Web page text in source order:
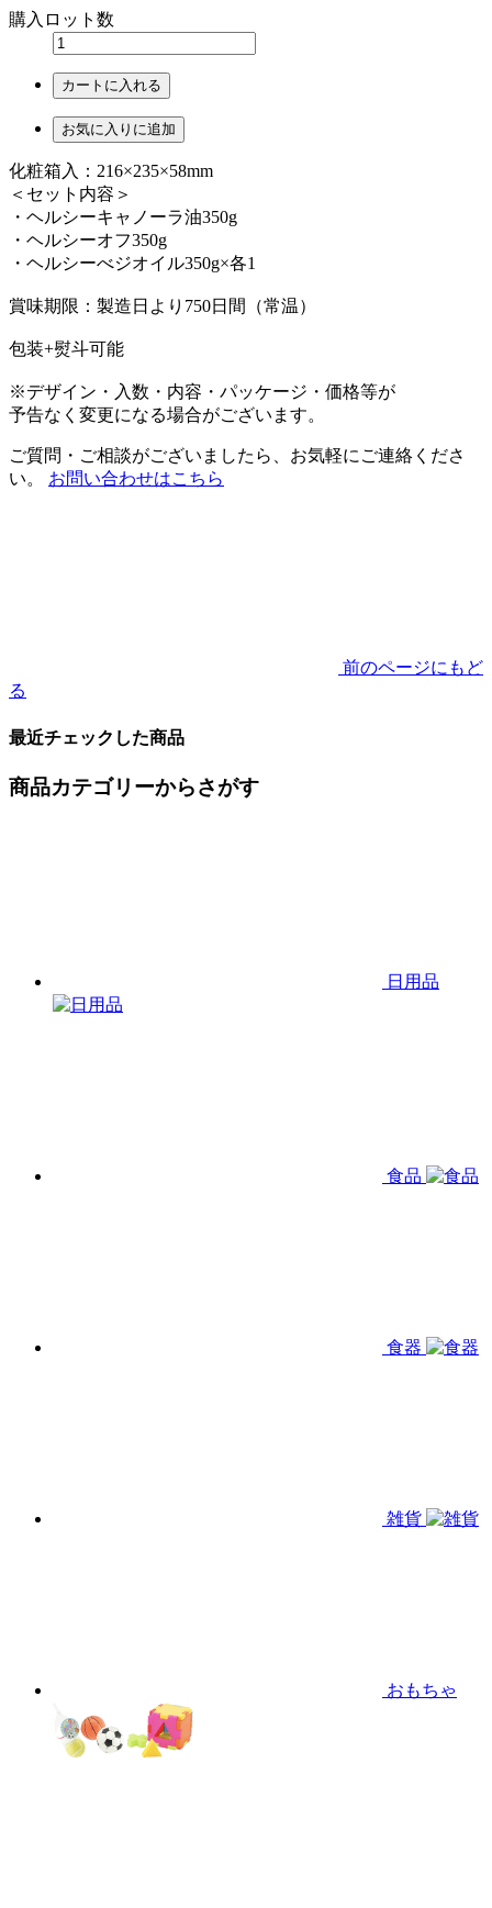
購入ロット数
カートに入れる
お気に入りに追加
化粧箱入：216×235×58mm
＜セット内容＞
・ヘルシーキャノーラ油350g
・ヘルシーオフ350g
・ヘルシーべジオイル350g×各1
賞味期限：製造日より750日間（常温）
包装+熨斗可能
※デザイン・入数・内容・パッケージ・価格等が
予告なく変更になる場合がございます。
ご質問・ご相談がございましたら、お気軽にご連絡くださ
い。
お問い合わせはこちら
前のページにもど
る
最近チェックした商品
商品カテゴリーからさがす
日用品
食品
食器
雑貨
おもちゃ